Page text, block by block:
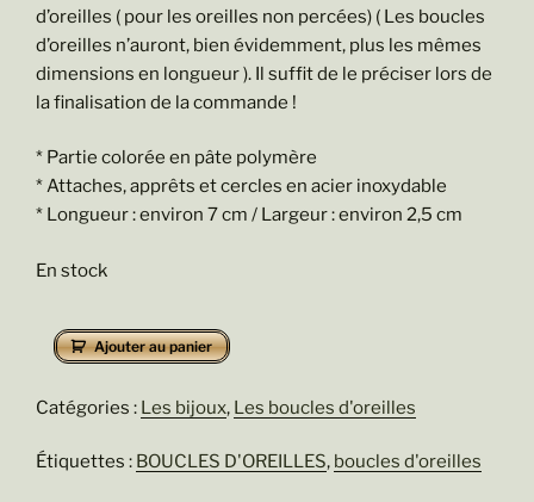
d’oreilles ( pour les oreilles non percées) ( Les boucles
d’oreilles n’auront, bien évidemment, plus les mêmes
dimensions en longueur ). Il suffit de le préciser lors de
la finalisation de la commande !
* Partie colorée en pâte polymère
* Attaches, apprêts et cercles en acier inoxydable
* Longueur : environ 7 cm / Largeur : environ 2,5 cm
En stock
quantité
de
Ajouter au panier
Catégories : Les bijoux, Les boucles d'oreilles
Étiquettes : BOUCLES D'OREILLES, boucles d'oreilles